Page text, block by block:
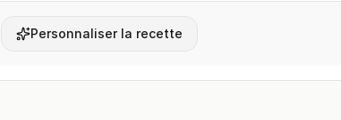
Personnaliser la recette